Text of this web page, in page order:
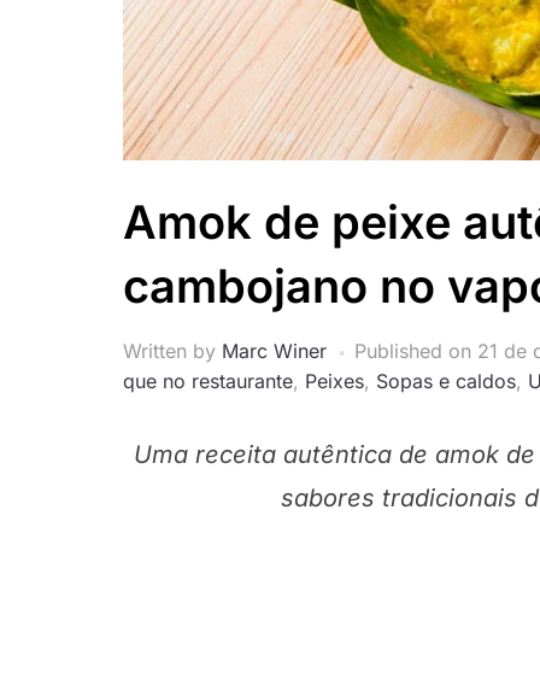
Amok de peixe
cambojano no
Written by Marc Winer Published on 21 de
que no restaurante, Peixes, Sopas e caldos,
Uma receita autêntica de amok
sabores tradicionais